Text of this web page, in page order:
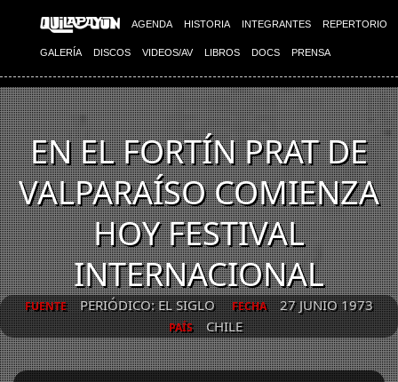
AGENDA HISTORIA INTEGRANTES REPERTORIO
GALERÍA DISCOS VIDEOS/AV LIBROS DOCS PRENSA
EN EL FORTÍN PRAT DE
VALPARAÍSO COMIENZA
HOY FESTIVAL
INTERNACIONAL
FUENTE PERIÓDICO: EL SIGLO FECHA 27 JUNIO 1973
PAÍS CHILE